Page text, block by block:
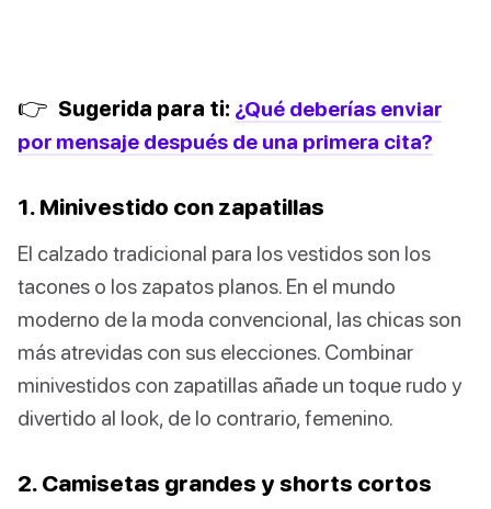
👉 Sugerida para ti: ¿Qué deberías enviar
por mensaje después de una primera cita?
1. Minivestido con zapatillas
El calzado tradicional para los vestidos son los
tacones o los zapatos planos. En el mundo
moderno de la moda convencional, las chicas son
más atrevidas con sus elecciones. Combinar
minivestidos con zapatillas añade un toque rudo y
divertido al look, de lo contrario, femenino.
2. Camisetas grandes y shorts cortos